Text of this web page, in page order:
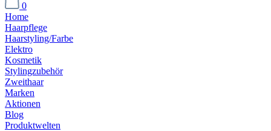
0
Home
Haarpflege
Haarstyling/Farbe
Elektro
Kosmetik
Stylingzubehör
Zweithaar
Marken
Aktionen
Blog
Produktwelten